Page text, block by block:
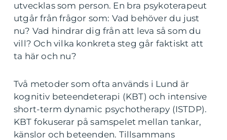
utvecklas som person. En bra psykoterapeut
utgår från frågor som: Vad behöver du just
nu? Vad hindrar dig från att leva så som du
vill? Och vilka konkreta steg går faktiskt att
ta här och nu?
Två metoder som ofta används i Lund är
kognitiv beteendeterapi (KBT) och intensive
short-term dynamic psychotherapy (ISTDP).
KBT fokuserar på samspelet mellan tankar,
känslor och beteenden. Tillsammans